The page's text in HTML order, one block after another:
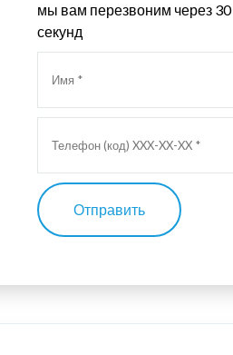
мы вам перезвоним через 30
секунд
Отправить